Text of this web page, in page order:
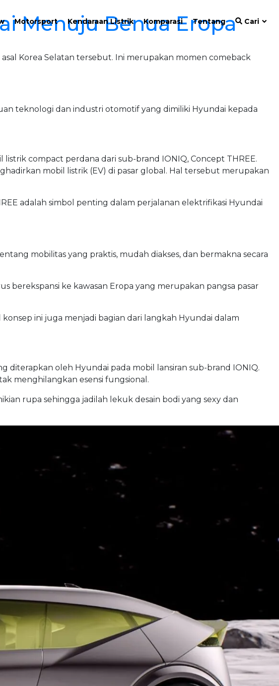
Motorsport Kendaraan Listrik Komparasi Tentang Cari
Menuju Benua Eropa
Korea Selatan tersebut. Ini merupakan momen comeback
teknologi dan industri otomotif yang dimiliki Hyundai kepada
compact perdana dari sub-brand IONIQ, Concept THREE.
mobil listrik (EV) di pasar global. Hal tersebut merupakan
adalah simbol penting dalam perjalanan elektrifikasi Hyundai
mobilitas yang praktis, mudah diakses, dan bermakna secara
berekspansi ke kawasan Eropa yang merupakan pangsa pasar
ini juga menjadi bagian dari langkah Hyundai dalam
diterapkan oleh Hyundai pada mobil lansiran sub-brand IONIQ.
menghilangkan esensi fungsional.
rupa sehingga jadilah lekuk desain bodi yang sexy dan